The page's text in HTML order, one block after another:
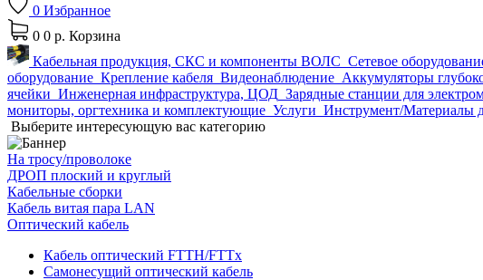
0 Избранное
0 0 р. Корзина
Кабельная продукция, СКС и компоненты ВОЛС Сетевое
оборудование Крепление кабеля Видеонаблюдение Аккумуляторы
ячейки Инженерная инфраструктура, ЦОД Зарядные станции для
мониторы, оргтехника и комплектующие Услуги Инструмент/Материалы
Выберите интересующую вас категорию
На тросу/проволоке
ДРОП плоский и круглый
Кабельные сборки
Кабель витая пара LAN
Оптический кабель
Кабель оптический FTTH/FTTx
Самонесущий оптический кабель